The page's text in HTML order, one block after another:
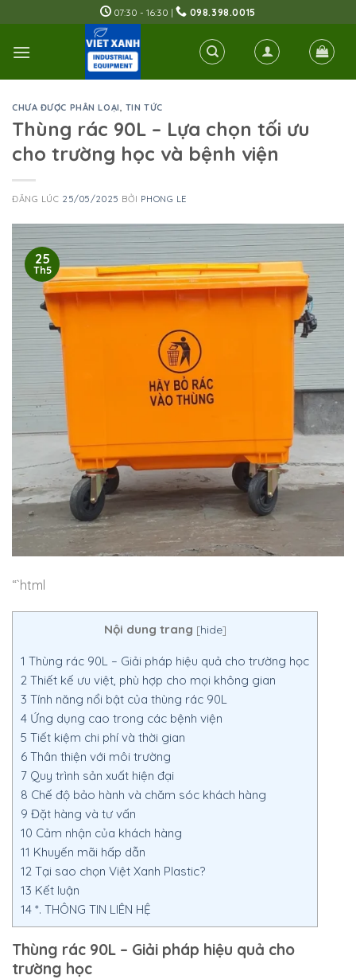
to
content
07:30 - 16:30 | 098.398.0015
CHƯA ĐƯỢC PHÂN LOẠI, TIN TỨC
Thùng rác 90L – Lựa chọn tối ưu
cho trường học và bệnh viện
ĐĂNG LÚC 25/05/2025 BỞI PHONG LE
25
Th5
“`html
Nội dung trang [hide]
1 Thùng rác 90L – Giải pháp hiệu quả cho trường học
2 Thiết kế ưu việt, phù hợp cho mọi không gian
3 Tính năng nổi bật của thùng rác 90L
4 Ứng dụng cao trong các bệnh viện
5 Tiết kiệm chi phí và thời gian
6 Thân thiện với môi trường
7 Quy trình sản xuất hiện đại
8 Chế độ bảo hành và chăm sóc khách hàng
9 Đặt hàng và tư vấn
10 Cảm nhận của khách hàng
11 Khuyến mãi hấp dẫn
12 Tại sao chọn Việt Xanh Plastic?
13 Kết luận
14 *. THÔNG TIN LIÊN HỆ
Thùng rác 90L – Giải pháp hiệu quả cho
trường học